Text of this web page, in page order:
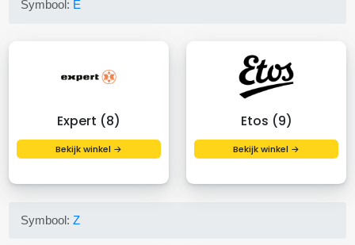
Symbool: E
Expert (8)
Bekijk winkel →
Etos (9)
Bekijk winkel →
Symbool:Z